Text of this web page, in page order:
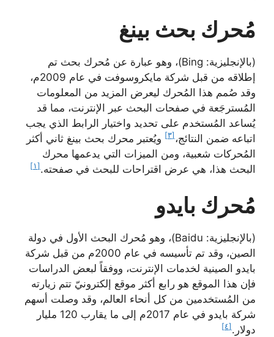
مُحرك بحث بينغ
(بالإنجليزية: Bing)، وهو عبارة عن مُحرك بحث تم
إطلاقه من قبل شركة مايكروسوفت في عام 2009م،
وقد صُمم هذا المُحرك ليعرض المزيد من المعلومات
المُسترجَعة في صفحات البحث عبر الإنترنت، مما قد
يُساعد المُستخدم على تحديد واختيار الرابط الذي يجب
اتباعه ضمن النتائج، [٣]
ويُعتبر محرك بحث بينغ ثاني أكثر
المُحركات شعبية، ومن الميزات التي يدعمها محرك
البحث هذا، هي عرض اقتراحات للبحث في صفحته. [١]
مُحرك بايدو
(بالإنجليزية: Baidu)، وهو مُحرك البحث الأول في دولة
الصين، وقد تم تأسيسه في عام 2000م من قبل شركة
بايدو الصينية لخدمات الإنترنت، ووفقاً لبعض الدراسات
فإن هذا الموقع هو رابع أكثر موقع إلكترونيّ تتم زيارته
من المُستخدمين من كل أنحاء العالم، وقد وصلت أسهم
شركة بايدو في عام 2017م إلى ما يقارب 120 مليار
دولار. [٤]